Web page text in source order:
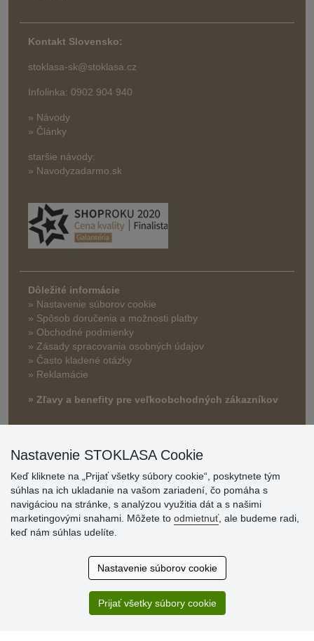
Kontakt Slovensko:
stoklasa-sk@stoklasa.cz
Infolinka: 0902 904 940
» Návody
» Články
staršie návody:
» Navodyzadarmo.sk
Dôležité informácie
» Nastavenie súborov cookie
» Spôsob doručenia a možnosti platby
» Obchodné podmienky
» Zásady spracovania osobných údajov
» Často kladené otázky
» Reklamácie
» Zľavy a benefity pre veľkoobchodných zákazníkov
Hodnotenia
Nastavenie STOKLASA Cookie
Keď kliknete na „Prijať všetky súbory cookie“, poskytnete tým
súhlas na ich ukladanie na vašom zariadení, čo pomáha s
navigáciou na stránke, s analýzou využitia dát a s našimi
marketingovými snahami. Môžete to odmietnuť, ale budeme radi,
keď nám súhlas udelíte.
Nastavenie súborov cookie
Prijať všetky súbory cookie